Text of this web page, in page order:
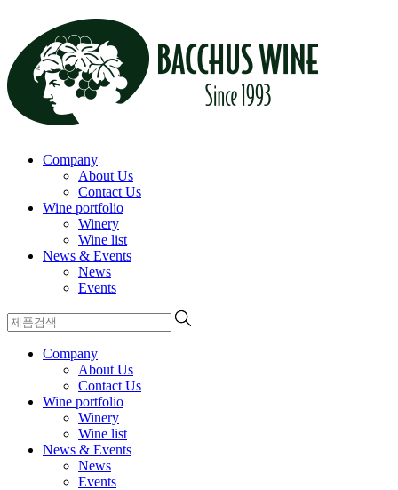
Company
About Us
Contact Us
Wine portfolio
Winery
Wine list
News & Events
News
Events
Company
About Us
Contact Us
Wine portfolio
Winery
Wine list
News & Events
News
Events